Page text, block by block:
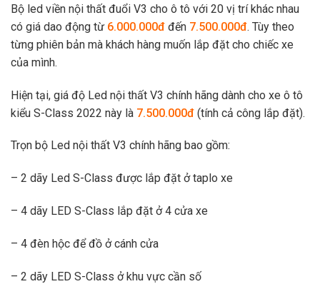
Bộ led viền nội thất đuổi V3 cho ô tô với 20 vị trí khác nhau
có giá dao động từ 6.000.000đ đến 7.500.000đ. Tùy theo
từng phiên bản mà khách hàng muốn lắp đặt cho chiếc xe
của mình.
Hiện tại, giá độ Led nội thất V3 chính hãng dành cho xe ô tô
kiểu S-Class 2022 này là 7.500.000đ (tính cả công lắp đặt).
Trọn bộ Led nội thất V3 chính hãng bao gồm:
– 2 dãy Led S-Class được lắp đặt ở taplo xe
– 4 dãy LED S-Class lắp đặt ở 4 cửa xe
– 4 đèn hộc để đồ ở cánh cửa
– 2 dãy LED S-Class ở khu vực cần số